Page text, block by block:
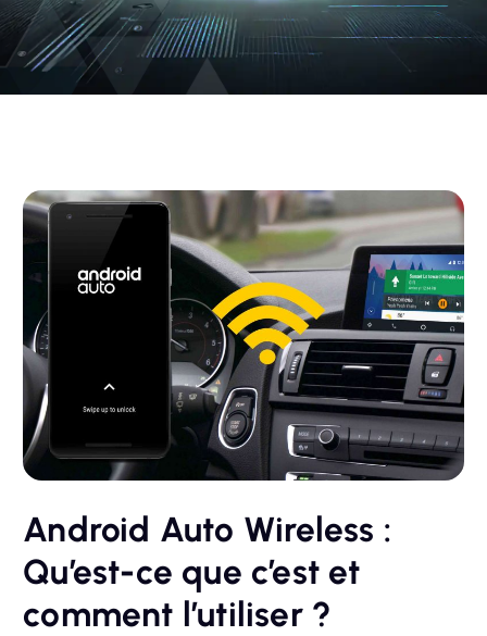
Android Auto Wireless :
Qu’est-ce que c’est et
comment l’utiliser ?